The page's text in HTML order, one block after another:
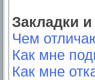
Закладки
Чем
Как мне
Как мне